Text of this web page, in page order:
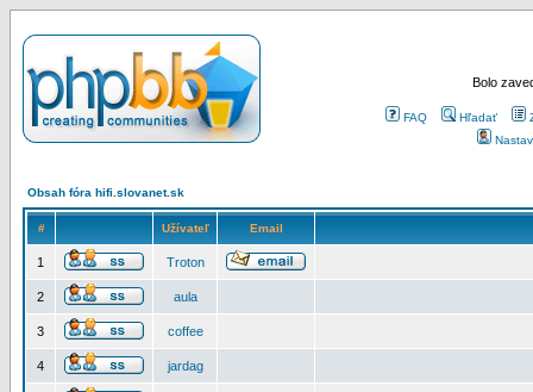
Bolo
FAQ Hľadať
Obsah fóra hifi.slovanet.sk
# Užívateľ Email
1 Troton
2 aula
3 coffee
4 jardag